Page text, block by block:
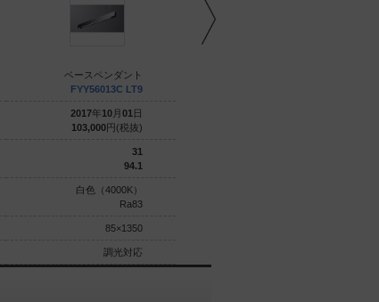
ベースペンダント
FYY56013C LT9
2017年10月 01 日
103,000円(税抜)
31
94.1
白色（4000K）
Ra83
85×1350
調光対応